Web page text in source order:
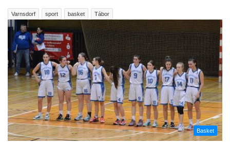
Varnsdorf sport basket Tábor
Basket